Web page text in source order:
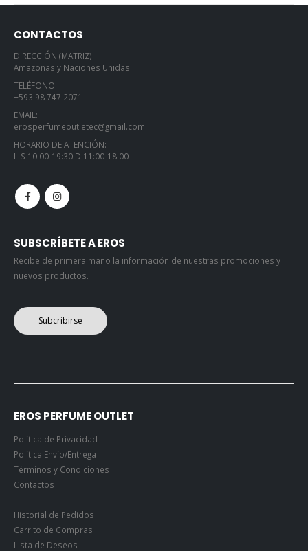
CONTACTOS
DIRECCIÓN (MATRIZ):
Amazonas y Naciones Unidas
TELÉFONO:
+593 98 747 2071
EMAIL:
erosperfumeoutletec@gmail.com
HORARIO DE ATENCIÓN:
L-S 10:00-19:30 D 11:00-18:00
SUBSCRÍBETE A EROS
Recibe de primera mano la información de nuestras promociones y
nuevos productos.
Subcribirse
EROS PERFUME OUTLET
Política de Privacidad
Política Envío/Entrega
Términos y Condiciones
Contactos
Historial de Pedidos
Carrito de Compras
Lista de Deseos